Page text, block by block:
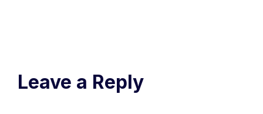
Leave a Reply